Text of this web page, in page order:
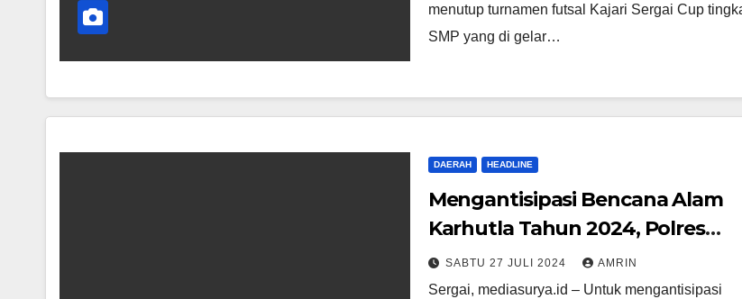
menutup turnamen futsal Kajari Sergai Cup
SMP yang di gelar…
DAERAH HEADLINE
Mengantisipasi Bencana Alam
Karhutla Tahun 2024, Polres
Sergai Gelar Apel Di Lapangan
Hijau Polres Sergai
SABTU 27 JULI 2024 AMRIN
Sergai, mediasurya.id – Untuk mengantisipasi